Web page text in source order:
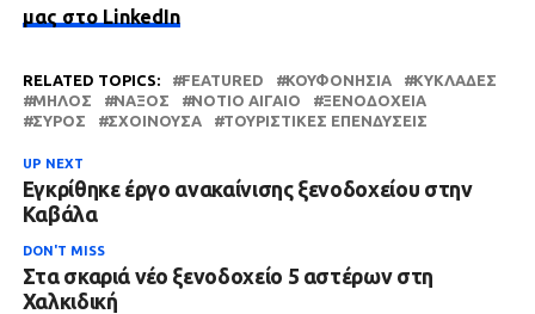
μας στο LinkedIn
RELATED TOPICS: FEATURED ΚΟΥΦΟΝΉΣΙΑ
ΚΥΚΛΆΔΕΣ
ΜΉΛΟΣ
ΝΆΞΟΣ ΝΌΤΙΟ ΑΙΓΑΊΟ
ΞΕΝΟΔΟΧΕΊΑ
ΣΎΡΟΣ
ΣΧΟΙΝΟΎΣΑ ΤΟΥΡΙΣΤΙΚΈΣ ΕΠΕΝΔΎΣΕΙΣ
UP NEXT
Εγκρίθηκε έργο ανακαίνισης ξενοδοχείου στην
Καβάλα
DON'T MISS
Στα σκαριά νέο ξενοδοχείο 5 αστέρων στη
Χαλκιδική